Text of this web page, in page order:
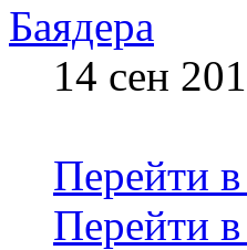
Баядера
14 сен
Перейти
Перейти